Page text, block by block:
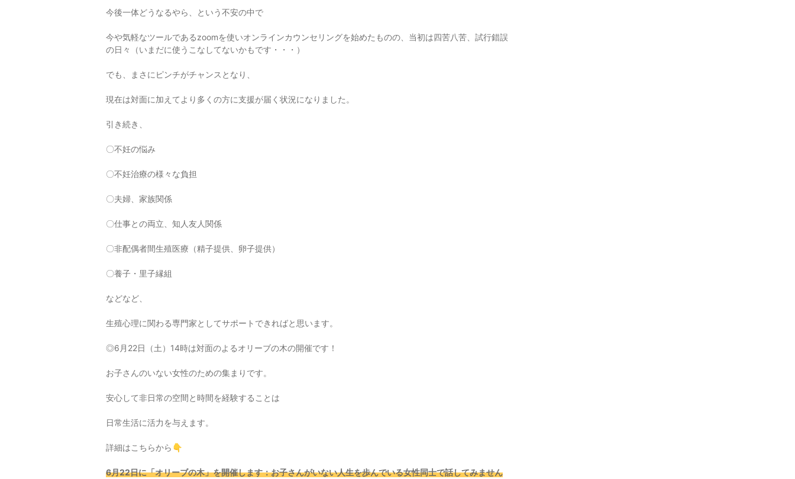
今後一体どうなるやら、という不安の中で
今や気軽なツールであるzoomを使いオンラインカウンセリングを始めたものの、当初は四苦八苦、試行錯誤
の日々（いまだに使うこなしてないかもです・・・）
でも、まさにピンチがチャンスとなり、
現在は対面に加えてより多くの方に支援が届く状況になりました。
引き続き、
〇不妊の悩み
〇不妊治療の様々な負担
〇夫婦、家族関係
〇仕事との両立、知人友人関係
〇非配偶者間生殖医療（精子提供、卵子提供）
〇養子・里子縁組
などなど、
生殖心理に関わる専門家としてサポートできればと思います。
◎6月22日（土）14時は対面のよるオリーブの木の開催です！
お子さんのいない女性のための集まりです。
安心して非日常の空間と時間を経験することは
日常生活に活力を与えます。
詳細はこちらから👇
6月22日に「オリーブの木」を開催します：お子さんがいない人生を歩んでいる女性同士で話してみません